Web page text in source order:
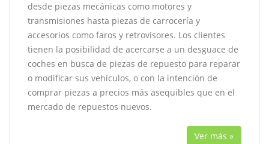
desde piezas mecánicas como motores y
transmisiones hasta piezas de carrocería y
accesorios como faros y retrovisores. Los clientes
tienen la posibilidad de acercarse a un desguace de
coches en busca de piezas de repuesto para reparar
o modificar sus vehículos, o con la intención de
comprar piezas a precios más asequibles que en el
mercado de repuestos nuevos.
Ver más »